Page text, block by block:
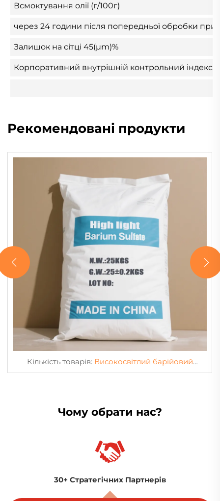
Всмоктування олії (г/100г)
через 24 години після попередньої обробки при
Залишок на сітці 45(μm)%
Корпоративний внутрішній контрольний індекс
Рекомендовані продукти
Кількість товарів:Високосвітлий барійовий
сульфат
Чому обрати нас?
Глобальне наявність